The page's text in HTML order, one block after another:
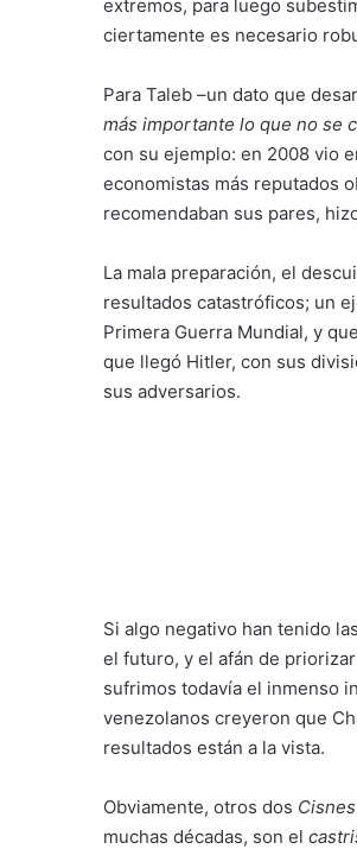
extremos, para luego
ciertamente es necesario
Para Taleb –un dato que
más importante lo que no se
con su ejemplo: en 2008 vio
economistas más reputados
recomendaban sus pares,
La mala preparación, el
resultados catastróficos; un
Primera Guerra Mundial, y
que llegó Hitler, con sus
sus adversarios.
Si algo negativo han tenido
el futuro, y el afán de
sufrimos todavía el inmenso
venezolanos creyeron que
resultados están a la vista.
Obviamente, otros dos
muchas décadas, son el